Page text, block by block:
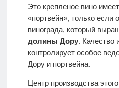
Это крепленое вино
«портвейн», только если
винограда, который
долины Дору. Качество
контролирует особое
Дору и портвейна.
Центр производства